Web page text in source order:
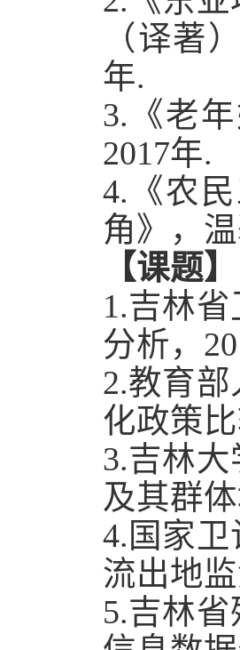
（译著
年.
3. 《老
2017年.
4. 《农
角》，
【课题】
1.吉林
分析，
2.教育部
化政策
3.吉林
及其群
4. 国家
流出地
5.吉林